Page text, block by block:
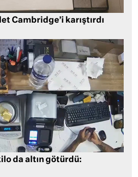
Cambridge’i karıştırdı
da altın götürdü: